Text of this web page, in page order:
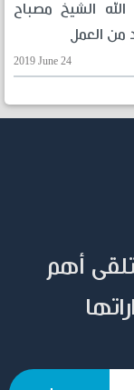
الشيخ مصباح
من العمل
2019 June 24
أهم